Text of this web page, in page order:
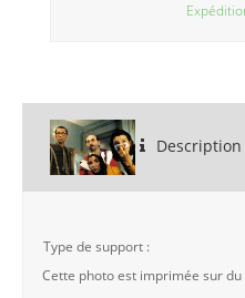
Description
Type de support :
Cette photo est imprimée sur